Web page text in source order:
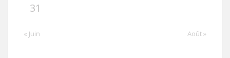
31
« Juin Août »